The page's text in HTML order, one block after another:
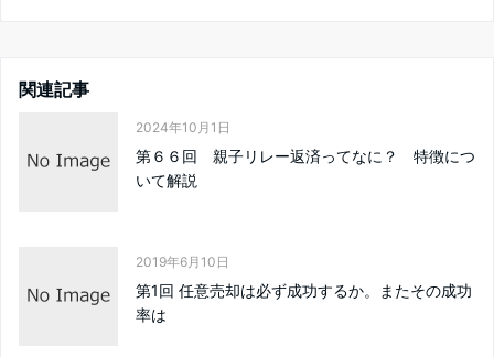
関連記事
2024年10月1日
第６６回 親子リレー返済ってなに？ 特徴につ
いて解説
2019年6月10日
第1回 任意売却は必ず成功するか。またその成功
率は